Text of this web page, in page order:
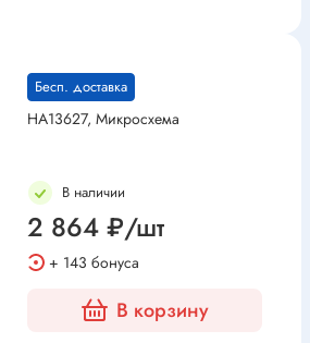
Бесп. доставка
HA13627, Микросхема
В наличии
2 864 ₽/шт
+ 143 бонуса
В корзину